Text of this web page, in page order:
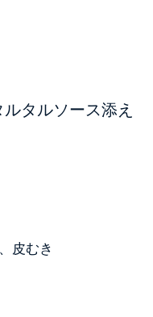
タルソース添え
皮むき